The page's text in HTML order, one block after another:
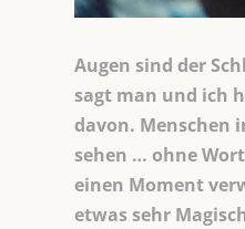
Augen sind der
sagt man und ich
davon. Menschen
sehen … ohne
einen Moment
etwas sehr